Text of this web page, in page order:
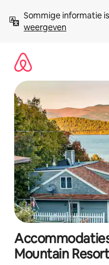
direct
naar
Sommige informatie
weergeven
Mountain Resort